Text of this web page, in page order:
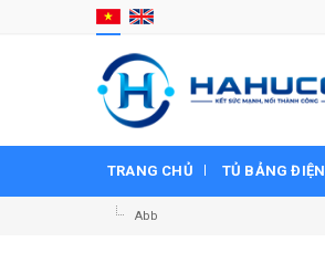
TRANG CHỦ TỦ BẢNG ĐIỆN
Abb